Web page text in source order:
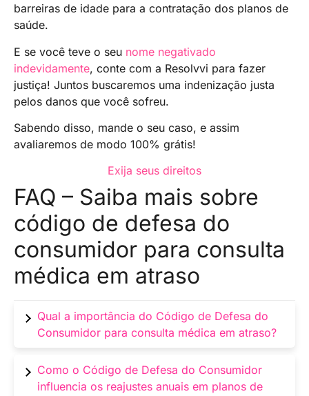
barreiras de idade para a contratação dos planos de
saúde.
E se você teve o seu nome negativado
indevidamente, conte com a Resolvvi para fazer
justiça! Juntos buscaremos uma indenização justa
pelos danos que você sofreu.
Sabendo disso, mande o seu caso, e assim
avaliaremos de modo 100% grátis!
Exija seus direitos
FAQ – Saiba mais sobre
código de defesa do
consumidor para consulta
médica em atraso
Qual a importância do Código de Defesa do
Consumidor para consulta médica em atraso?
O Código de Defesa do Consumidor
desempenha um papel crucial ao garantir que
Como o Código de Defesa do Consumidor
influencia os reajustes anuais em planos de